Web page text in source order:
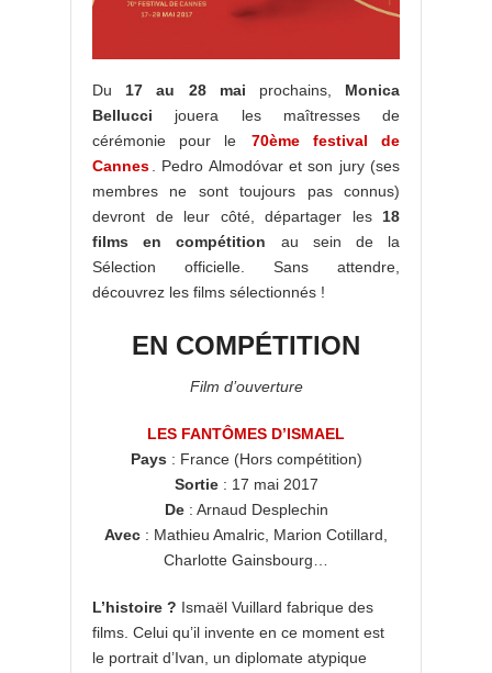
Du17 au 28 mai prochains, Monica
Bellucci jouera les maîtresses de
cérémonie pour le
70ème festival de
Cannes. Pedro Almodóvar et son jury (ses
membres ne sont toujours pas connus)
devront de leur côté, départager les 18
films en compétition au sein de la
Sélection officielle. Sans attendre,
découvrez les films sélectionnés !
EN COMPÉTITION
Film d’ouverture
LES FANTÔMES D’ISMAEL
Pays : France (Hors compétition)
Sortie: 17 mai 2017
De: Arnaud Desplechin
Avec : Mathieu Amalric, Marion Cotillard,
Charlotte Gainsbourg…
L’histoire ? Ismaël Vuillard fabrique des
films. Celui qu’il invente en ce moment est
le portrait d’Ivan, un diplomate atypique